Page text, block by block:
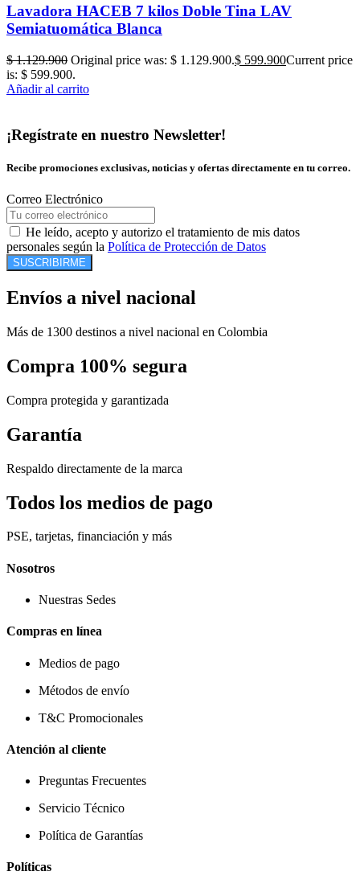
Lavadora HACEB 7 kilos Doble Tina LAV
Semiatuomática Blanca
$1.129.900 Original price was: $ 1.129.900.$ 599.900Current price
is: $ 599.900.
Añadir al carrito
¡Regístrate en nuestro Newsletter!
Recibe promociones exclusivas, noticias y ofertas directamente en tu correo.
Correo Electrónico
He leído, acepto y autorizo el tratamiento de mis datos
personales según la Política de Protección de Datos
SUSCRIBIRME
Envíos a nivel nacional
Más de 1300 destinos a nivel nacional en Colombia
Compra 100% segura
Compra protegida y garantizada
Garantía
Respaldo directamente de la marca
Todos los medios de pago
PSE, tarjetas, financiación y más
Nosotros
Nuestras Sedes
Compras en línea
Medios de pago
Métodos de envío
T&C Promocionales
Atención al cliente
Preguntas Frecuentes
Servicio Técnico
Política de Garantías
Políticas